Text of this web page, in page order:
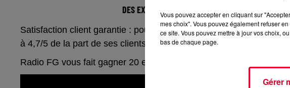
DES EXPÉRIENCES UNIQUES À OFFRIR OU À VIVRE
Satisfaction client garantie : pour la 4ème année consécutive,
à 4,7/5 de la part de ses clients (source : Avis Vérifiés)
Radio FG vous fait gagner 20 euros sur votre premier achat en
Vous pouvez accepter en cliquant sur
mes choix". Vous pouvez également refuser
ce site. Vous pouvez mettre à jour vos choix,
bas de chaque page.
Gérer